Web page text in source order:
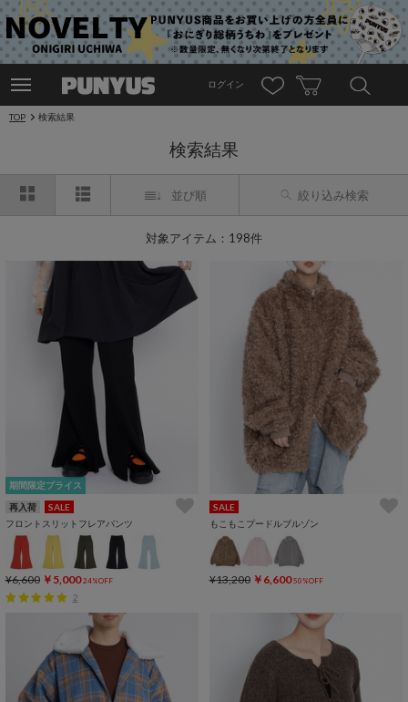
ログイン
TOP 検索結果
検索結果
並び順 絞り込み検索
対象アイテム：198件
期間限定プライス
再入荷
SALE
フロントスリットフレアパンツ
¥6,600 ￥5,000 24%OFF
2
SALE
もこもこプードルブルゾン
¥13,200 ￥6,600 50%OFF